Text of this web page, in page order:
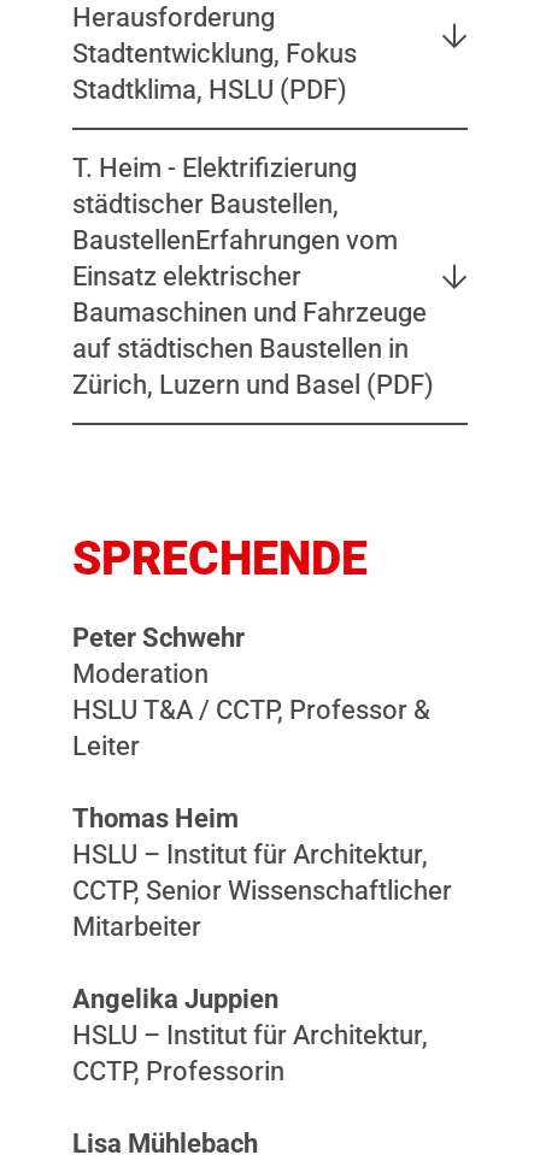
Herausforderung
Stadtentwicklung, Fokus
Stadtklima, HSLU (PDF)
T. Heim - Elektrifizierung
städtischer Baustellen,
BaustellenErfahrungen vom
Einsatz elektrischer
Baumaschinen und Fahrzeuge
auf städtischen Baustellen in
Zürich, Luzern und Basel (PDF)
SPRECHENDE
Peter Schwehr
Moderation
HSLU T&A / CCTP, Professor &
Leiter
Thomas Heim
HSLU – Institut für Architektur,
CCTP, Senior Wissenschaftlicher
Mitarbeiter
Angelika Juppien
HSLU – Institut für Architektur,
CCTP, Professorin
Lisa Mühlebach